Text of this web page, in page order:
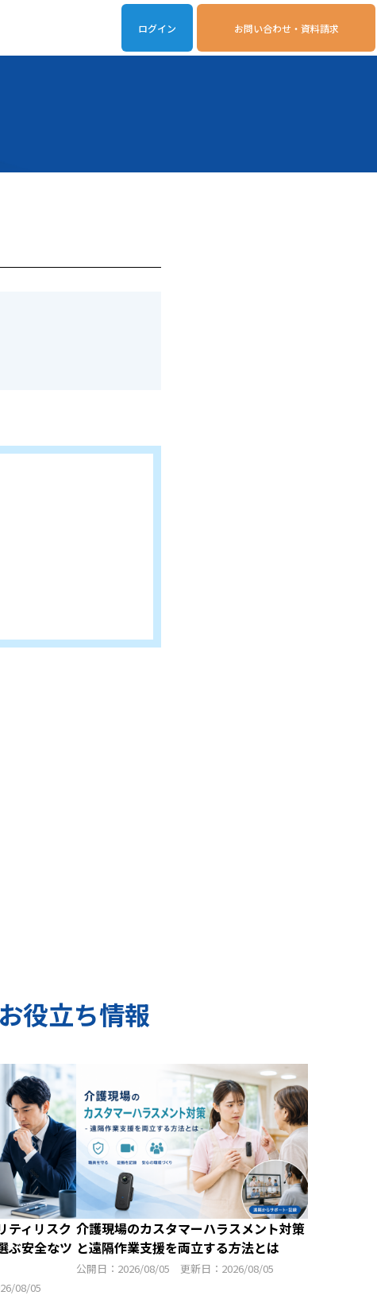
ログイン お問い合わせ・資料請求
役立ち情報
ティリスク
ぶ安全なツ
08/05
介護現場のカスタマーハラスメント対策
と遠隔作業支援を両立する方法とは
公開日：2026/08/05 更新日：2026/08/05